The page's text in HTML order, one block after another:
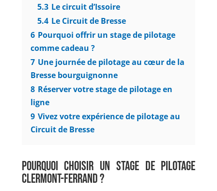
5.3 Le circuit d’Issoire
5.4 Le Circuit de Bresse
6 Pourquoi offrir un stage de pilotage
comme cadeau ?
7 Une journée de pilotage au cœur de la
Bresse bourguignonne
8 Réserver votre stage de pilotage en
ligne
9 Vivez votre expérience de pilotage au
Circuit de Bresse
POURQUOI CHOISIR UN STAGE DE PILOTAGE
CLERMONT-FERRAND ?